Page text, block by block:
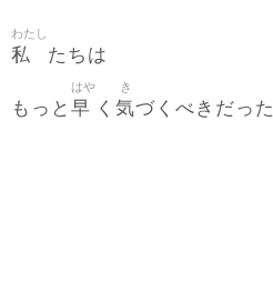
私
わたし
たちは
もっと 早
はや
く 気
き
づくべきだった